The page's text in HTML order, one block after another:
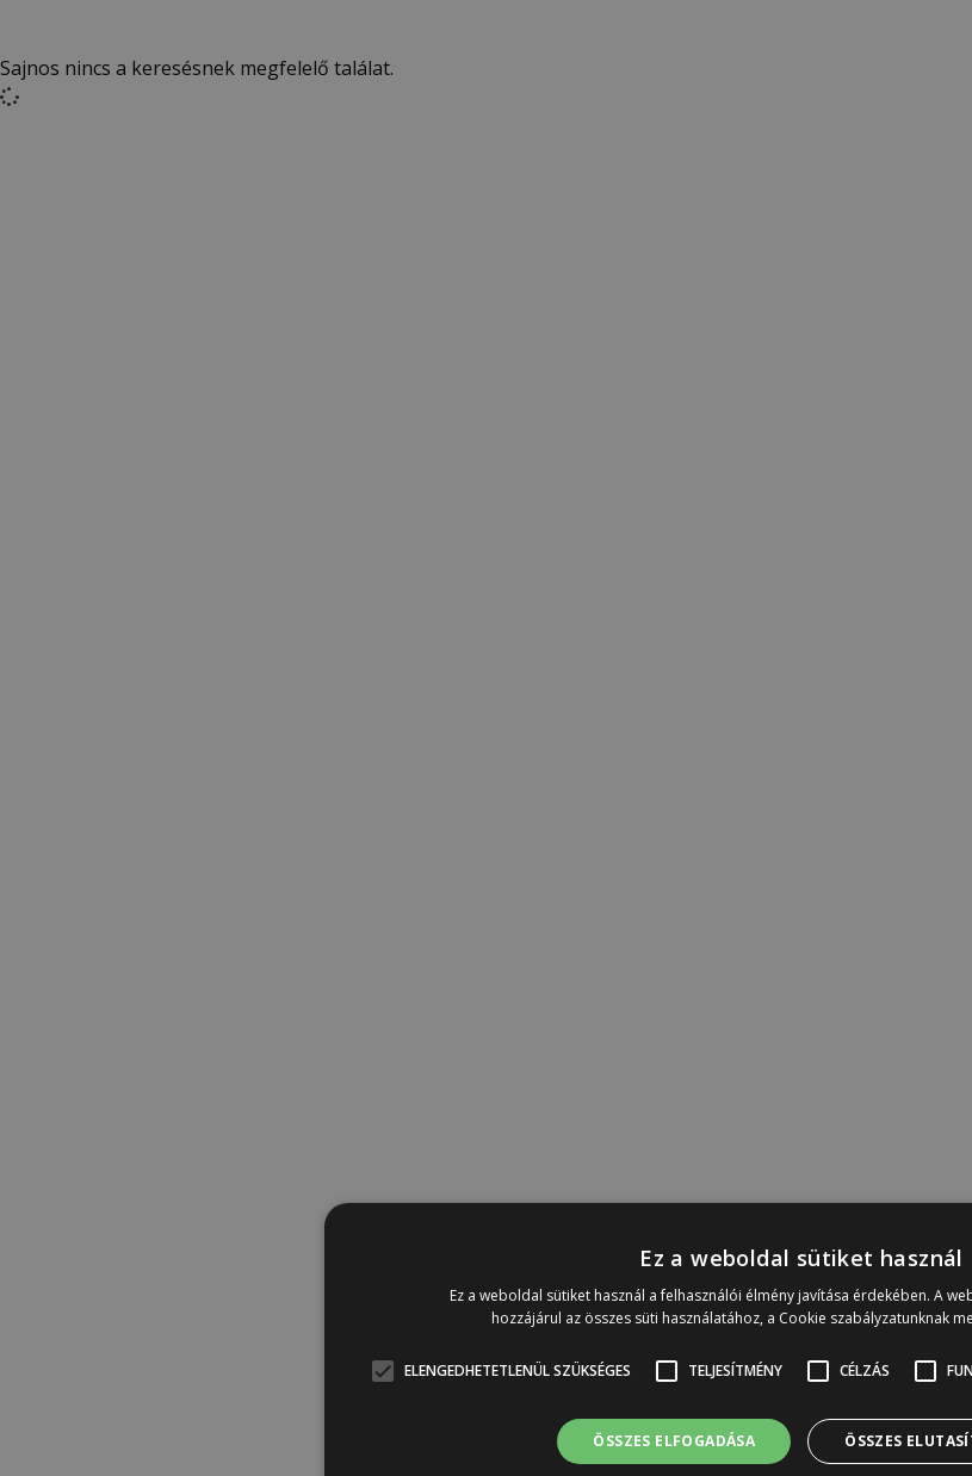
Sajnos nincs a keresésnek megfelelő találat.
Ez a weboldal sütiket használ
Ez a weboldal sütiket használ a felhasználói élmény javítása érdekében. A
hozzájárul az összes süti használatához, a Cookie szabályzatunknak
ELENGEDHETETLENÜL SZÜKSÉGES TELJESÍTMÉNY CÉLZÁS
ÖSSZES ELFOGADÁSA ÖSSZES